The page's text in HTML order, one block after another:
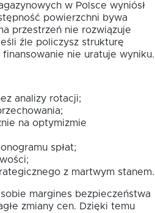
w Polsce wyniósł
powierzchni bywa
przestrzeń nie rozwiązuje
źle policzysz strukturę
nie uratuje wyniku.
analizy rotacji;
na optymizmie
spłat;
z martwym stanem.
margines bezpieczeństwa
zmiany cen. Dzięki temu